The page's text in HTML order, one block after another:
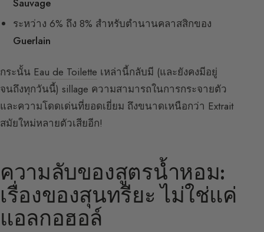
Sauvage
ระหว่าง 6% ถึง 8% สำหรับตำนานคลาสสิกของ
Guerlain
กระนั้น Eau de Toilette เหล่านี้กลับมี (และยังคงมีอยู่
จนถึงทุกวันนี้) sillage ความสามารถในการกระจายตัว
และความโดดเด่นที่ยอดเยี่ยม ถึงขนาดเหนือกว่า Extrait
สมัยใหม่หลายตัวเสียอีก!
ความลับของสูตรน้ำหอม:
เรื่องของสุนทรียะ ไม่ใช่แค่
แอลกอฮอล์